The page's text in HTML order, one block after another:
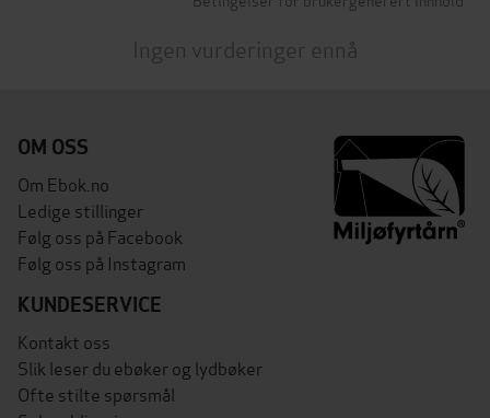
Ingen vurderinger ennå
OM OSS
Om Ebok.no
Ledige stillinger
Følg oss på Facebook
Følg oss på Instagram
KUNDESERVICE
Kontakt oss
Slik leser du ebøker og lydbøker
Ofte stilte spørsmål